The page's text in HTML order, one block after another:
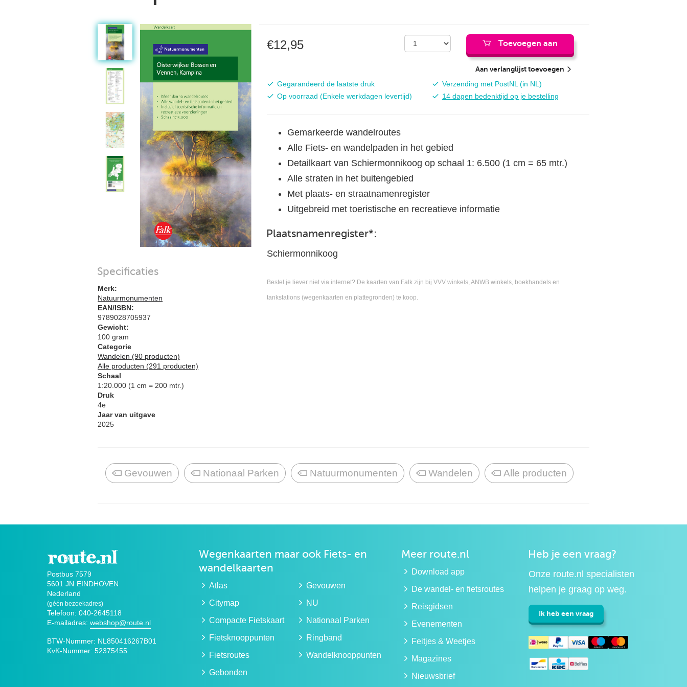
Specificaties
Merk:
Natuurmonumenten
EAN/ISBN:
9789028705937
Gewicht:
100 gram
Categorie
Wandelen (90 producten)
Alle producten (291 producten)
Schaal
1:20.000 (1 cm = 200 mtr.)
Druk
4e
Jaar van uitgave
2025
€12,95 Toevoegen aan
winkelwagen
Aan verlanglijst toevoegen
Actualiteit:
Gegarandeerd de laatste druk
Beschikbaarheid:
Op voorraad (Enkele werkdagen levertijd)
Bezorgkosten:
Verzending met PostNL (in NL)
Bedenktijd:
14 dagen bedenktijd op je bestelling
Gemarkeerde wandelroutes
Alle Fiets- en wandelpaden in het gebied
Detailkaart van Schiermonnikoog op schaal 1: 6.500 (1 cm = 65 mtr.)
Alle straten in het buitengebied
Met plaats- en straatnamenregister
Uitgebreid met toeristische en recreatieve informatie
Plaatsnamenregister*:
Schiermonnikoog
Bestel je liever niet via internet? De kaarten van Falk zijn bij VVV winkels, ANWB winkels, boekhandels en
tankstations (wegenkaarten en plattegronden) te koop.
Gevouwen Nationaal Parken Natuurmonumenten Wandelen Alle producten
Postbus 7579
5601 JN EINDHOVEN
Nederland
(géén bezoekadres)
Telefoon: 040-2645118
E-mailadres: webshop@route.nl
BTW-Nummer: NL850416267B01
KvK-Nummer: 52375455
Wegenkaarten maar ook Fiets- en
wandelkaarten
Atlas
Citymap
Compacte Fietskaart
Fietsknooppunten
Fietsroutes
Gebonden
Gevouwen
NU
Nationaal Parken
Ringband
Wandelknooppunten
Meer route.nl
Download app
De wandel- en fietsroutes
Reisgidsen
Evenementen
Feitjes & Weetjes
Magazines
Nieuwsbrief
Heb je een vraag?
Onze route.nl specialisten
helpen je graag op weg.
Ik heb een vraag